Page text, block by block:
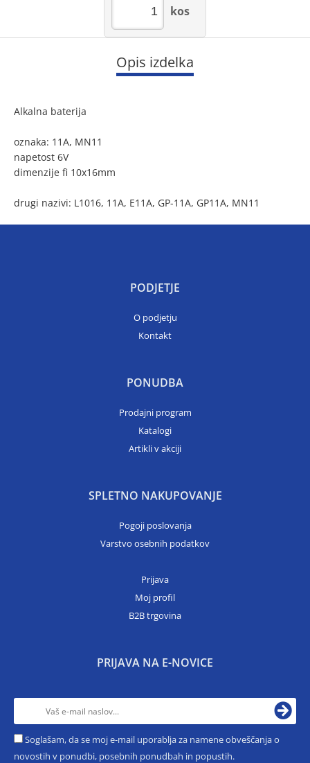
kos
Opis izdelka
Alkalna baterija
oznaka: 11A, MN11
napetost 6V
dimenzije fi 10x16mm
drugi nazivi: L1016, 11A, E11A, GP-11A, GP11A, MN11
PODJETJE
O podjetju
Kontakt
PONUDBA
Prodajni program
Katalogi
Artikli v akciji
SPLETNO NAKUPOVANJE
Pogoji poslovanja
Varstvo osebnih podatkov
Prijava
Moj profil
B2B trgovina
PRIJAVA NA E-NOVICE
Soglašam, da se moj e-mail uporablja za namene obveščanja o
novostih v ponudbi, posebnih ponudbah in popustih.